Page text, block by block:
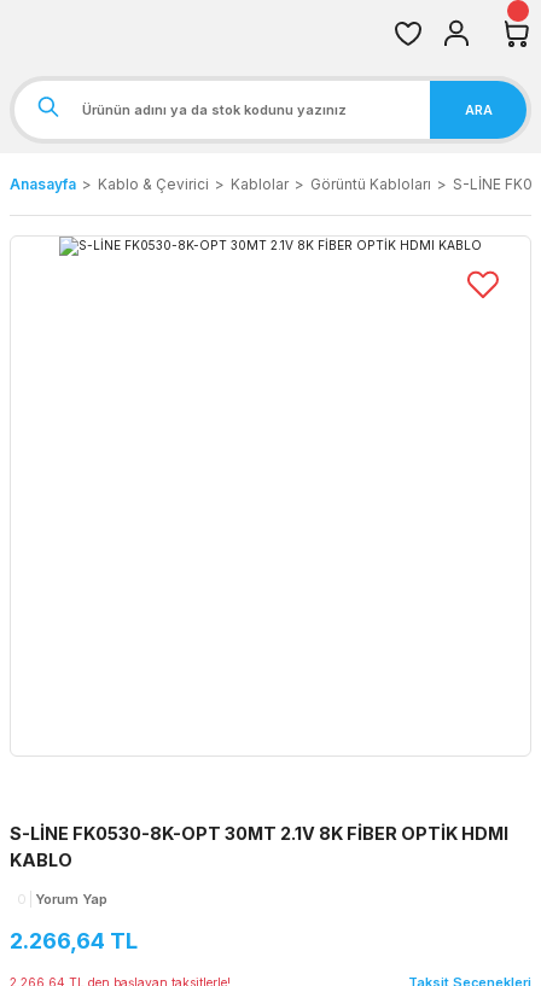
ARA
Anasayfa Kablo & Çevirici Kablolar Görüntü Kabloları S-LİNE
S-LİNE FK0530-8K-OPT 30MT 2.1V 8K FİBER OPTİK HDMI
KABLO
0 Yorum Yap
2.266,64 TL
2.266,64 TL den başlayan taksitlerle! Taksit Seçenekleri